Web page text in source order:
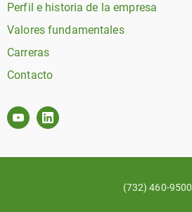
Perfil e historia de la empresa
Valores fundamentales
Carreras
Contacto
(732) 460-9500